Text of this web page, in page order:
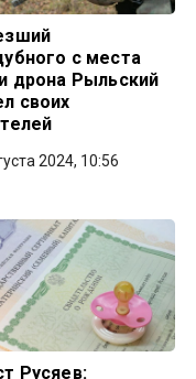
с места
дрона Рыльский
своих
2024, 10:56
Русяев: